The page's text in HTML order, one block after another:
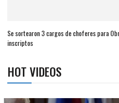
Se sortearon 3 cargos de choferes para
inscriptos
HOT VIDEOS